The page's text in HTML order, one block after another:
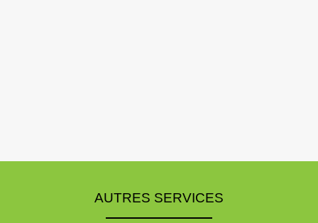
AUTRES SERVICES